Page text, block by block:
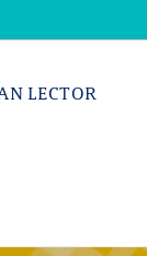
LECTOR